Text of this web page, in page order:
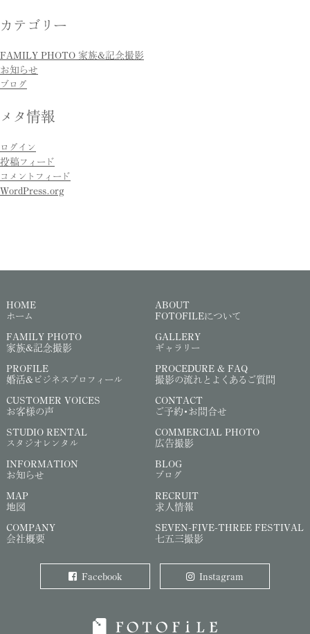
カテゴリー
FAMILY PHOTO 家族&記念撮影
お知らせ
ブログ
メタ情報
ログイン
投稿フィード
コメントフィード
WordPress.org
HOME
ホーム
ABOUT
FOTOFILEについて
FAMILY PHOTO
家族&記念撮影
GALLERY
ギャラリー
PROFILE
婚活&ビジネスプロフィール
PROCEDURE & FAQ
撮影の流れとよくあるご質問
CUSTOMER VOICES
お客様の声
CONTACT
ご予約・お問合せ
STUDIO RENTAL
スタジオレンタル
COMMERCIAL PHOTO
広告撮影
INFORMATION
お知らせ
BLOG
ブログ
MAP
地図
RECRUIT
求人情報
COMPANY
会社概要
SEVEN-FIVE-THREE FESTIVAL
七五三撮影
Facebook Instagram